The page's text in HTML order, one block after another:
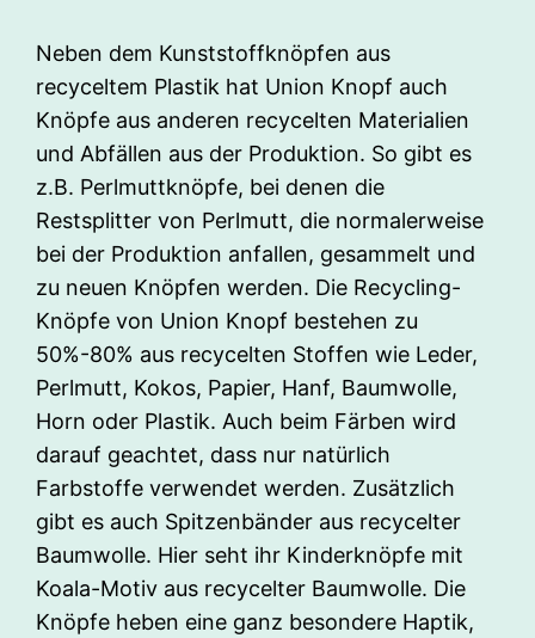
Neben dem Kunststoffknöpfen aus
recyceltem Plastik hat Union Knopf auch
Knöpfe aus anderen recycelten Materialien
und Abfällen aus der Produktion. So gibt es
z.B. Perlmuttknöpfe, bei denen die
Restsplitter von Perlmutt, die normalerweise
bei der Produktion anfallen, gesammelt und
zu neuen Knöpfen werden. Die Recycling-
Knöpfe von Union Knopf bestehen zu
50%-80% aus recycelten Stoffen wie Leder,
Perlmutt, Kokos, Papier, Hanf, Baumwolle,
Horn oder Plastik. Auch beim Färben wird
darauf geachtet, dass nur natürlich
Farbstoffe verwendet werden. Zusätzlich
gibt es auch Spitzenbänder aus recycelter
Baumwolle. Hier seht ihr Kinderknöpfe mit
Koala-Motiv aus recycelter Baumwolle. Die
Knöpfe heben eine ganz besondere Haptik,